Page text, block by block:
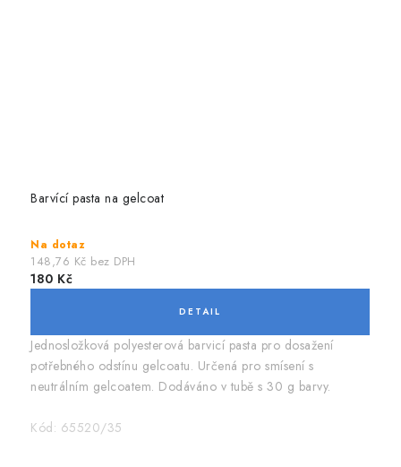
Barvící pasta na gelcoat
Na dotaz
148,76 Kč bez DPH
180 Kč
Jednosložková polyesterová barvicí pasta pro dosažení
potřebného odstínu gelcoatu. Určená pro smísení s
neutrálním gelcoatem. Dodáváno v tubě s 30 g barvy.
Kód: 65520/35